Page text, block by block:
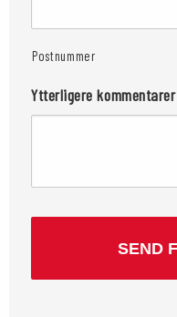
Postnummer
Ytterligere kommentarer
CAPTCHA